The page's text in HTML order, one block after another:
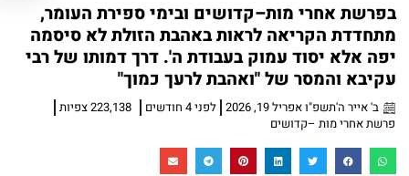
בפרשת אחרי מות–קדושים ובימי ספירת העומר,
מתחדדת הקריאה לראות באהבת הזולת לא סיסמה
יפה אלא יסוד עמוק בעבודת ה'. דרך דמותו של רבי
עקיבא והמסר של "ואהבת לרעך כמוך"
ב' אייר ה'תשפ"ו אפריל 19, 2026 לפני 4 חודשים
223,138 צפיות
פרשת אחרי מות –קדושים